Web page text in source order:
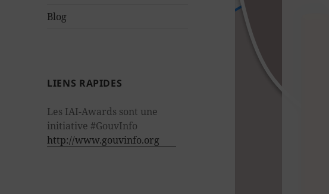
Blog
LIENS RAPIDES
Les IAI-Awards sont une
initiative #GouvInfo
http://www.gouvinfo.org